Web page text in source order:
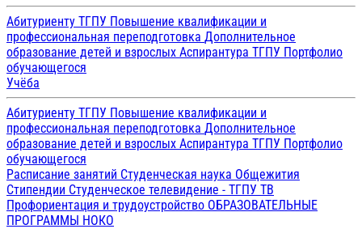
Абитуриенту ТГПУ Повышение квалификации и
профессиональная переподготовка Дополнительное
образование детей и взрослых Аспирантура ТГПУ Портфолио
обучающегося
Учёба
Абитуриенту ТГПУ Повышение квалификации и
профессиональная переподготовка Дополнительное
образование детей и взрослых Аспирантура ТГПУ Портфолио
обучающегося
Расписание занятий Студенческая наука Общежития
Стипендии Студенческое телевидение - ТГПУ ТВ
Профориентация и трудоустройство ОБРАЗОВАТЕЛЬНЫЕ
ПРОГРАММЫ НОКО